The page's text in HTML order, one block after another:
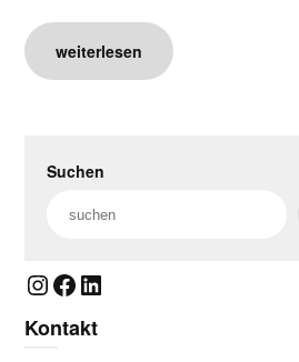
weiterlesen
Suchen
Instagram
Facebook
LinkedIn
Kontakt